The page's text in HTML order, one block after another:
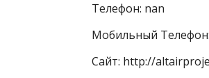
Телефон: nan
Мобильный
Сайт: http://